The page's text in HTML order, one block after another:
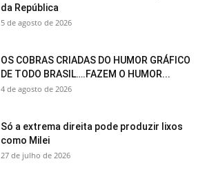
da República
5 de agosto de 2026
OS COBRAS CRIADAS DO HUMOR GRÁFICO
DE TODO BRASIL….FAZEM O HUMOR...
4 de agosto de 2026
Só a extrema direita pode produzir lixos
como Milei
27 de julho de 2026